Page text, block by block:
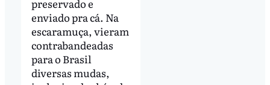
preservado e
enviado pra cá. Na
escaramuça, vieram
contrabandeadas
para o Brasil
diversas mudas,